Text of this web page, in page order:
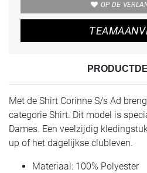
OP DE
Met de Shirt Corinne S/s Ad
categorie Shirt. Dit model is
Dames. Een veelzijdig
up of het dagelijkse clubleven.
Materiaal: 100% Polyester